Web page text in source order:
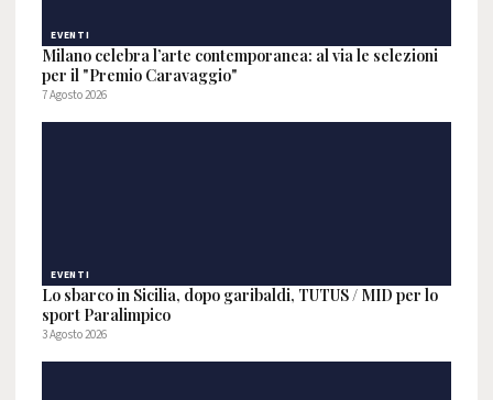
EVENTI
Milano celebra l’arte contemporanea: al via le selezioni
per il "Premio Caravaggio"
7 Agosto 2026
EVENTI
Lo sbarco in Sicilia, dopo garibaldi, TUTUS / MID per lo
sport Paralimpico
3 Agosto 2026